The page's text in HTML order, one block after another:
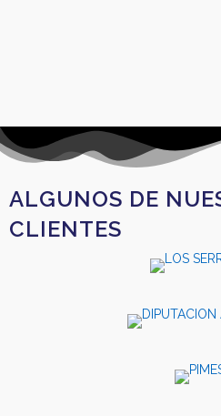
ALGUNOS DE
CLIENTES